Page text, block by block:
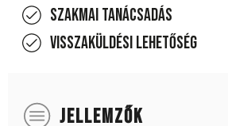
Szakmai tanácsadás
Visszaküldési lehetőség
JELLEMZŐK